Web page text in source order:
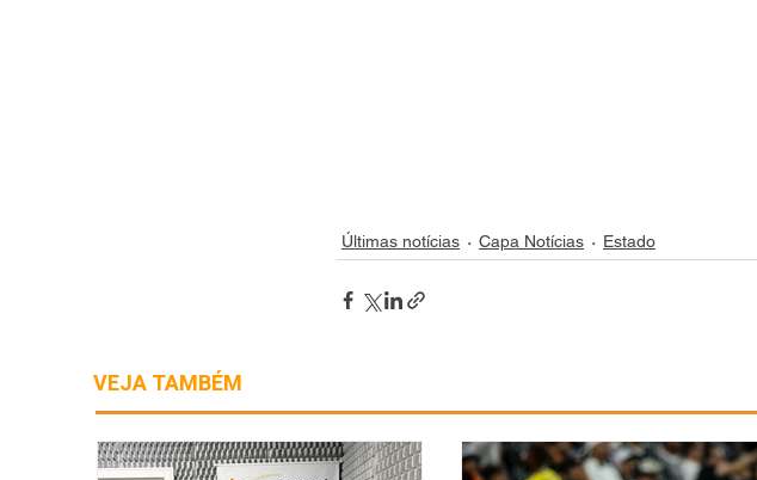
Últimas notícias Capa Notícias Estado
VEJA TAMBÉM